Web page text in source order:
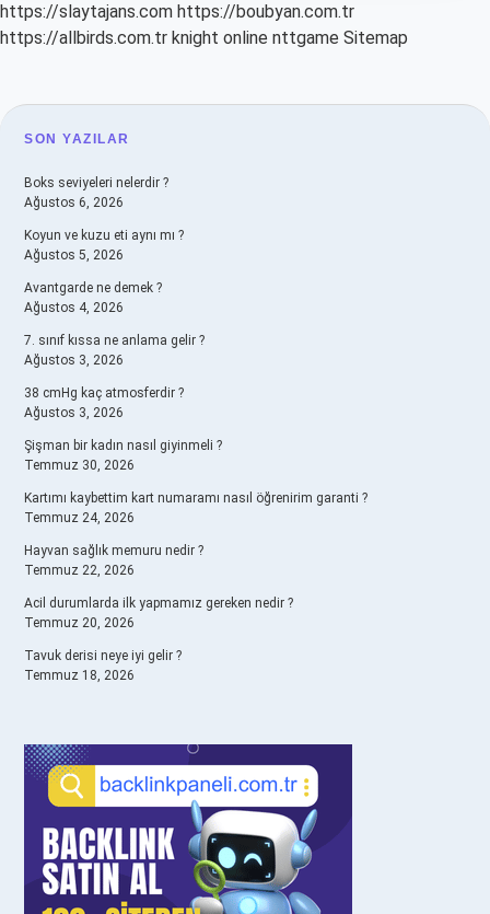
https://slaytajans.com https://boubyan.com.tr
https://allbirds.com.tr knight online nttgame Sitemap
SIDEBAR
SON YAZILAR
Boks seviyeleri nelerdir ?
Ağustos 6, 2026
Koyun ve kuzu eti aynı mı ?
Ağustos 5, 2026
Avantgarde ne demek ?
Ağustos 4, 2026
7. sınıf kıssa ne anlama gelir ?
Ağustos 3, 2026
38 cmHg kaç atmosferdir ?
Ağustos 3, 2026
Şişman bir kadın nasıl giyinmeli ?
Temmuz 30, 2026
Kartımı kaybettim kart numaramı nasıl öğrenirim garanti ?
Temmuz 24, 2026
Hayvan sağlık memuru nedir ?
Temmuz 22, 2026
Acil durumlarda ilk yapmamız gereken nedir ?
Temmuz 20, 2026
Tavuk derisi neye iyi gelir ?
Temmuz 18, 2026